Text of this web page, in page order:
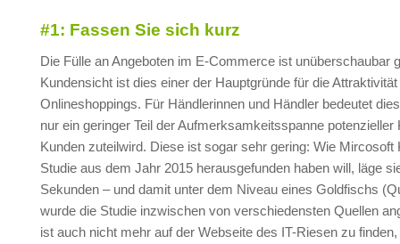
#1: Fassen Sie sich kurz
Die Fülle an Angeboten im E-Commerce ist unüberschaubar
Kundensicht ist dies einer der Hauptgründe für die
Onlineshoppings. Für Händlerinnen und Händler bedeutet
nur ein geringer Teil der Aufmerksamkeitsspanne potenzieller
Kunden zuteilwird. Diese ist sogar sehr gering: Wie Mircosoft
Studie aus dem Jahr 2015 herausgefunden haben will, läge
Sekunden – und damit unter dem Niveau eines Goldfischs
wurde die Studie inzwischen von verschiedensten Quellen
ist auch nicht mehr auf der Webseite des IT-Riesen zu